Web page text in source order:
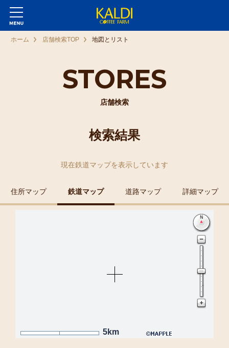
STORES
店舗検索
ホーム 店舗検索TOP 地図とリスト
検索結果
現在鉄道マップを表示しています
住所マップ 鉄道マップ 道路マップ 詳細マップ
5km